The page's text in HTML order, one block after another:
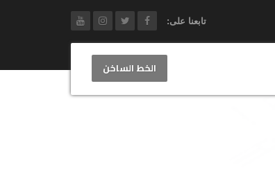
تابعنا على:
الخط الساخن